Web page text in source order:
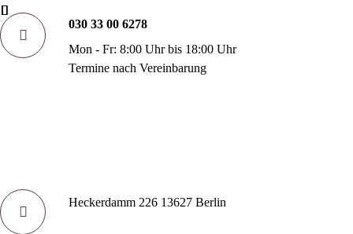
030 33 00 6278
Mon - Fr: 8:00 Uhr bis 18:00 Uhr
Termine nach Vereinbarung
Heckerdamm 226 13627 Berlin